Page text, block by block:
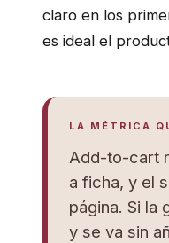
claro en los
es ideal el
LA MÉTRICA
Add-to-cart
a ficha, y el
página. Si la
y se va sin